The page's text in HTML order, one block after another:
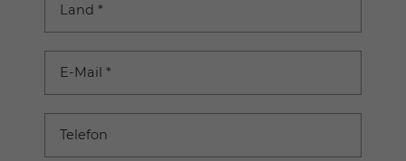
Land *
E-Mail *
Telefon